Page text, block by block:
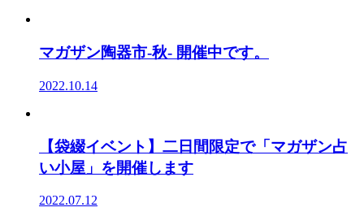
マガザン陶器市-秋- 開催中です。
2022.10.14
【袋綴イベント】二日間限定で「マガザン占
い小屋」を開催します
2022.07.12